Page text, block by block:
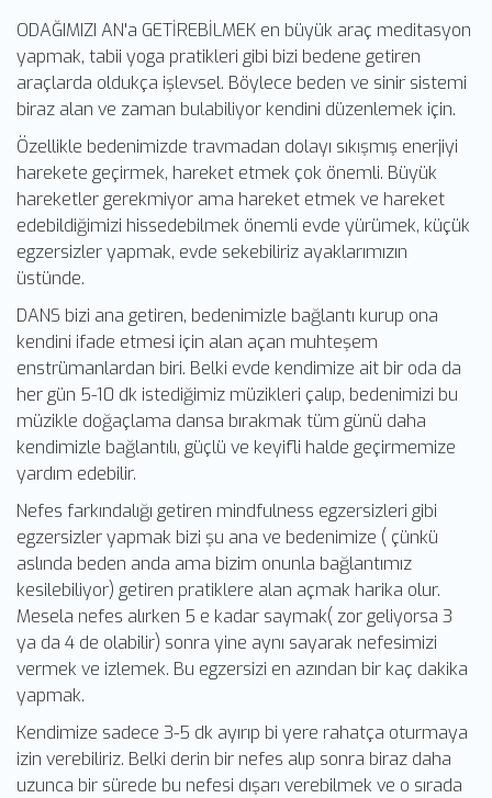
ODAĞIMIZI AN'a GETİREBİLMEK en büyük araç meditasyon
yapmak, tabii yoga pratikleri gibi bizi bedene getiren
araçlarda oldukça işlevsel. Böylece beden ve sinir sistemi
biraz alan ve zaman bulabiliyor kendini düzenlemek için.
Özellikle bedenimizde travmadan dolayı sıkışmış enerjiyi
harekete geçirmek, hareket etmek çok önemli. Büyük
hareketler gerekmiyor ama hareket etmek ve hareket
edebildiğimizi hissedebilmek önemli evde yürümek, küçük
egzersizler yapmak, evde sekebiliriz ayaklarımızın
üstünde.
DANS bizi ana getiren, bedenimizle bağlantı kurup ona
kendini ifade etmesi için alan açan muhteşem
enstrümanlardan biri. Belki evde kendimize ait bir oda da
her gün 5-10 dk istediğimiz müzikleri çalıp, bedenimizi bu
müzikle doğaçlama dansa bırakmak tüm günü daha
kendimizle bağlantılı, güçlü ve keyifli halde geçirmemize
yardım edebilir.
Nefes farkındalığı getiren mindfulness egzersizleri gibi
egzersizler yapmak bizi şu ana ve bedenimize ( çünkü
aslında beden anda ama bizim onunla bağlantımız
kesilebiliyor) getiren pratiklere alan açmak harika olur.
Mesela nefes alırken 5 e kadar saymak( zor geliyorsa 3
ya da 4 de olabilir) sonra yine aynı sayarak nefesimizi
vermek ve izlemek. Bu egzersizi en azından bir kaç dakika
yapmak.
Kendimize sadece 3-5 dk ayırıp bi yere rahatça oturmaya
izin verebiliriz. Belki derin bir nefes alıp sonra biraz daha
uzunca bir sürede bu nefesi dışarı verebilmek ve o sırada